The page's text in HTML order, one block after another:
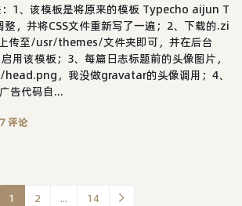
1、该模板是将原来的模板 Typecho aijun T
，并将CSS文件重新写了一遍；2、下载的.zi
传至/usr/themes/文件夹即可，并在后台
用该模板；3、每篇日志标题前的头像图片，
，我没做gravatar的头像调用；4、
告代码自...
评论
1 2 ... 14